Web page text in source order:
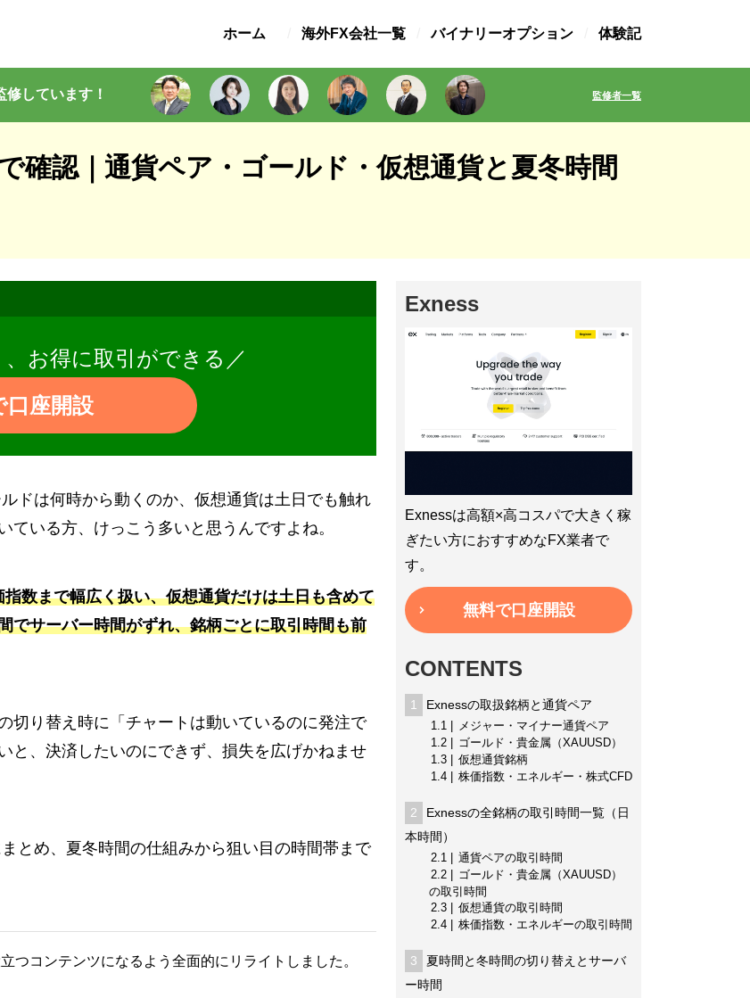
ホーム 海外FX会社一覧 バイナリーオプション 体験記
修しています ！ 監修者一覧
確認｜通貨ペア・ゴールド・仮想通貨と夏冬時間
お得に取引ができる／
口座開設
ドは何時から動くのか、仮想通貨は土日でも触れ
いる方、けっこう多いと思うんですよね。
数まで幅広く扱い、仮想通貨だけは土日も含めて
でサーバー時間がずれ、銘柄ごとに取引時間も前
切り替え時に「チャートは動いているのに発注で
と、決済したいのにできず、損失を広げかねませ
とめ、夏冬時間の仕組みから狙い目の時間帯まで
つコンテンツになるよう全面的にリライトしました。
Exness
Exnessは高額×高コスパで大きく稼
ぎたい方におすすめなFX業者で
す。
無料で口座開設
CONTENTS
1 Exnessの取扱銘柄と通貨ペア
1.1
メジャー・マイナー通貨ペア
1.2
ゴールド・貴金属（XAUUSD）
1.3
仮想通貨銘柄
1.4
株価指数・エネルギー・株式CFD
2
Exnessの全銘柄の取引時間一覧（日
本時間）
2.1
通貨ペアの取引時間
2.2
ゴールド・貴金属（XAUUSD）
の取引時間
2.3
仮想通貨の取引時間
2.4
株価指数・エネルギーの取引時間
3
夏時間と冬時間の切り替えとサーバ
ー時間